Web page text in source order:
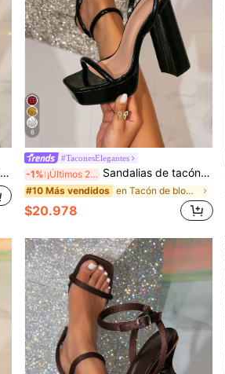
Sandalias de tacón alto elegantes para fiesta con punta cuadrada y tiras negras decoradas para mujer, adecuadas para usar como zapatillas
6
#TaconesElegantes
-1% ¡Últimos 2 días Sandalias de tacón alto con plataforma gruesa, tacón ancho y punta cuadrada en color negro, glamurosas para fiestas, adecuadas para salir
#10 Más vendidos en Tacón de bloque negro Sandalias De Mujer
$20.978